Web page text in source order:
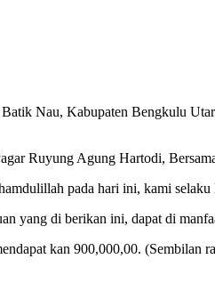
Batik Nau, Kabupaten Bengkulu
Ruyung Agung Hartodi,
pada hari ini, kami
yang di berikan ini, dapat di
kan 900,000,00.